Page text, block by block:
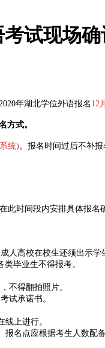
试现场
年湖北学位外语报名 12
方式。
统)。报名时间过后不补报
此时间段内安排具体报名
人高校在校生还须出示
类毕业生不得报考。
不得翻拍照片。
试承诺书。
线上进行。
报名点应根据考生人数配